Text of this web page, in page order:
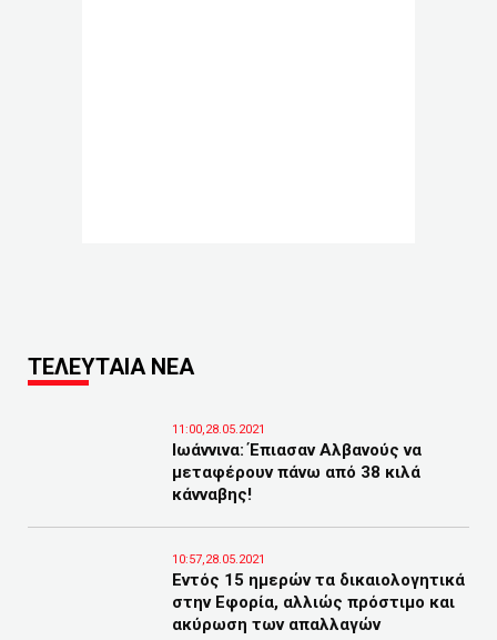
ΤΕΛΕΥΤΑΙΑ ΝΕΑ
11:00,28.05.2021
Ιωάννινα: Έπιασαν Αλβανούς να
μεταφέρουν πάνω από 38 κιλά
κάνναβης!
10:57,28.05.2021
Εντός 15 ημερών τα δικαιολογητικά
στην Εφορία, αλλιώς πρόστιμο και
ακύρωση των απαλλαγών